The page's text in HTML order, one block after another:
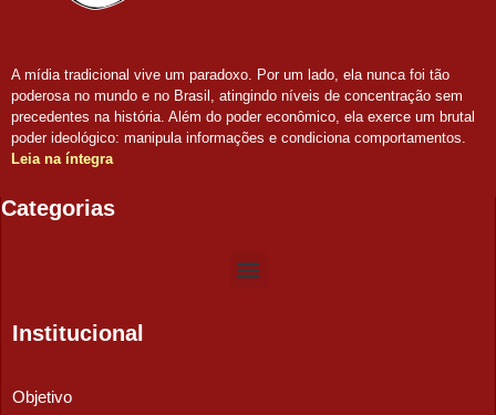
A mídia tradicional vive um paradoxo. Por um lado, ela nunca foi tão
poderosa no mundo e no Brasil, atingindo níveis de concentração sem
precedentes na história. Além do poder econômico, ela exerce um brutal
poder ideológico: manipula informações e condiciona comportamentos.
Leia na íntegra
Categorias
Institucional
Objetivo